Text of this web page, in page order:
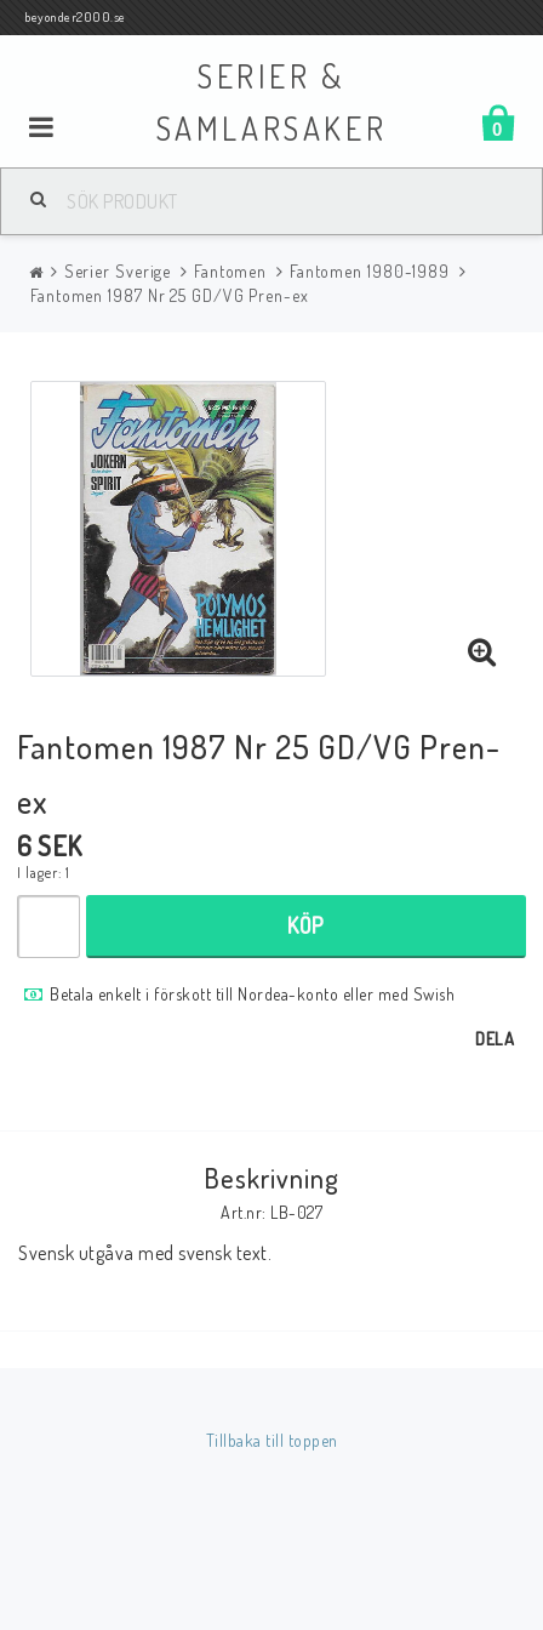
beyonder2000.se
SERIER &
SAMLARSAKER
0
Samlar- och Spelkort
Serier
Böcker
Mynt och Sedlar
Samlartillbehör
Serier Sverige
Inkl. Moms
Serier Sverige Fantomen
Fantomen 1980-1989
Fantomen 1987 Nr 25 GD/VG Pren-ex
Fantomen 1987 Nr 25 GD/VG Pren-
ex
6 SEK
I lager: 1
KÖP
Betala enkelt i förskott till Nordea-konto eller med Swish
DELA
Beskrivning
Art.nr: LB-027
Svensk utgåva med svensk text.
Tillbaka till toppen